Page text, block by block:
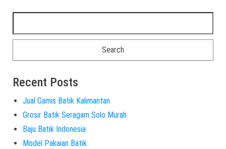
Recent Posts
Jual Gamis Batik Kalimantan
Grosir Batik Seragam Solo Murah
Baju Batik Indonesia
Model Pakaian Batik